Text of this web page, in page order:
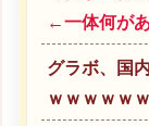
←一体何が
グラボ、国
ｗｗｗｗｗ